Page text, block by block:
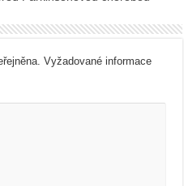
Vyžadované informace